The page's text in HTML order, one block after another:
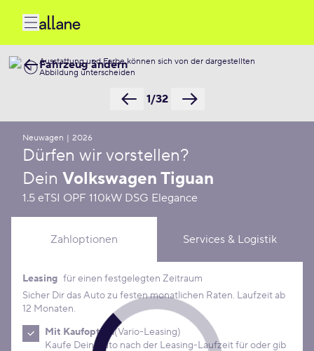
Ausstattung und Farbe können sich von der dargestellten
Abbildung unterscheiden
1/32
Fahrzeug ändern
Neuwagen | 2026
Dürfen wir vorstellen?
Dein Volkswagen Tiguan
1.5 eTSI OPF 110kW DSG Elegance
Zahloptionen Services & Logistik
Leasing Konditionen
Leasing für einen festgelegten Zeitraum
Sicher Dir das Auto zu festen monatlichen Raten. Laufzeit ab
12 Monaten.
Mit Kaufoption(Vario-Leasing)
Kaufe Dein Auto nach der Leasing-Laufzeit für oder gib